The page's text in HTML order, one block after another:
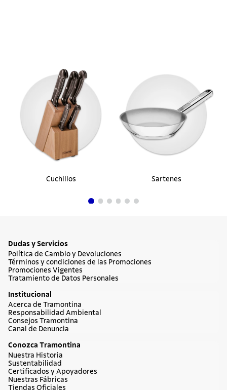
Cuchillos Sartenes
Dudas y Servicios
Política de Cambio y Devoluciones
Términos y condiciones de las Promociones
Promociones Vigentes
Tratamiento de Datos Personales
Institucional
Acerca de Tramontina
Responsabilidad Ambiental
Consejos Tramontina
Canal de Denuncia
Conozca Tramontina
Nuestra Historia
Sustentabilidad
Certificados y Apoyadores
Nuestras Fábricas
Tiendas Oficiales